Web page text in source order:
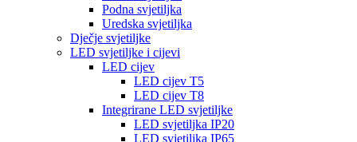
Podna svjetiljka
Uredska svjetiljka
Dječje svjetiljke
LED svjetiljke i cijevi
LED cijev
LED cijev T5
LED cijev T8
Integrirane LED svjetiljke
LED svjetiljka IP20
LED svjetiljka IP65